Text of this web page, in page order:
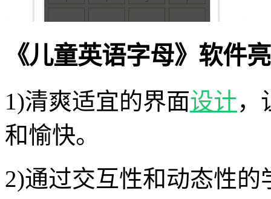
《儿童英语字母》软件
1)清爽适宜的界面设计，
和愉快。
2)通过交互性和动态性